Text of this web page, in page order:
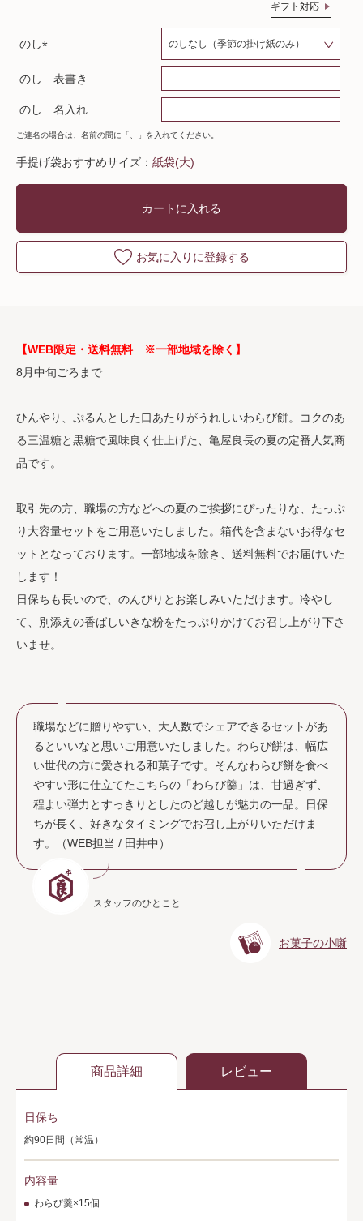
ギフト対応
のし
のし 表書き
のし 名入れ
ご連名の場合は、名前の間に「、」を入れてください。
手提げ袋おすすめサイズ： 紙袋(大)
カートに入れる
お気に入りに登録する
【WEB限定・送料無料 ※一部地域を除く】
8月中旬ごろまで
ひんやり、ぷるんとした口あたりがうれしいわらび餅。コクのあ
る三温糖と黒糖で風味良く仕上げた、亀屋良長の夏の定番人気商
品です。
取引先の方、職場の方などへの夏のご挨拶にぴったりな、たっぷ
り大容量セットをご用意いたしました。箱代を含まないお得なセ
ットとなっております。一部地域を除き、送料無料でお届けいた
します！
日保ちも長いので、のんびりとお楽しみいただけます。冷やし
て、別添えの香ばしいきな粉をたっぷりかけてお召し上がり下さ
いませ。
職場などに贈りやすい、大人数でシェアできるセットがあ
るといいなと思いご用意いたしました。わらび餅は、幅広
い世代の方に愛される和菓子です。そんなわらび餅を食べ
やすい形に仕立てたこちらの「わらび羹」は、甘過ぎず、
程よい弾力とすっきりとしたのど越しが魅力の一品。日保
ちが長く、好きなタイミングでお召し上がりいただけま
す。（WEB担当 / 田井中）
スタッフのひとこと
お菓子の小噺
商品詳細 レビュー
日保ち
約90日間（常温）
内容量
わらび羹×15個